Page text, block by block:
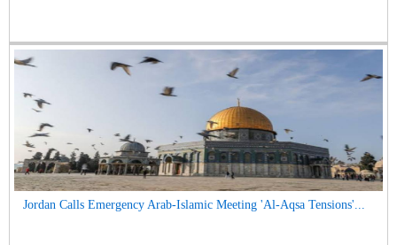
Jordan Calls Emergency Arab-Islamic Meeting 'Al-Aqsa Tensions'...